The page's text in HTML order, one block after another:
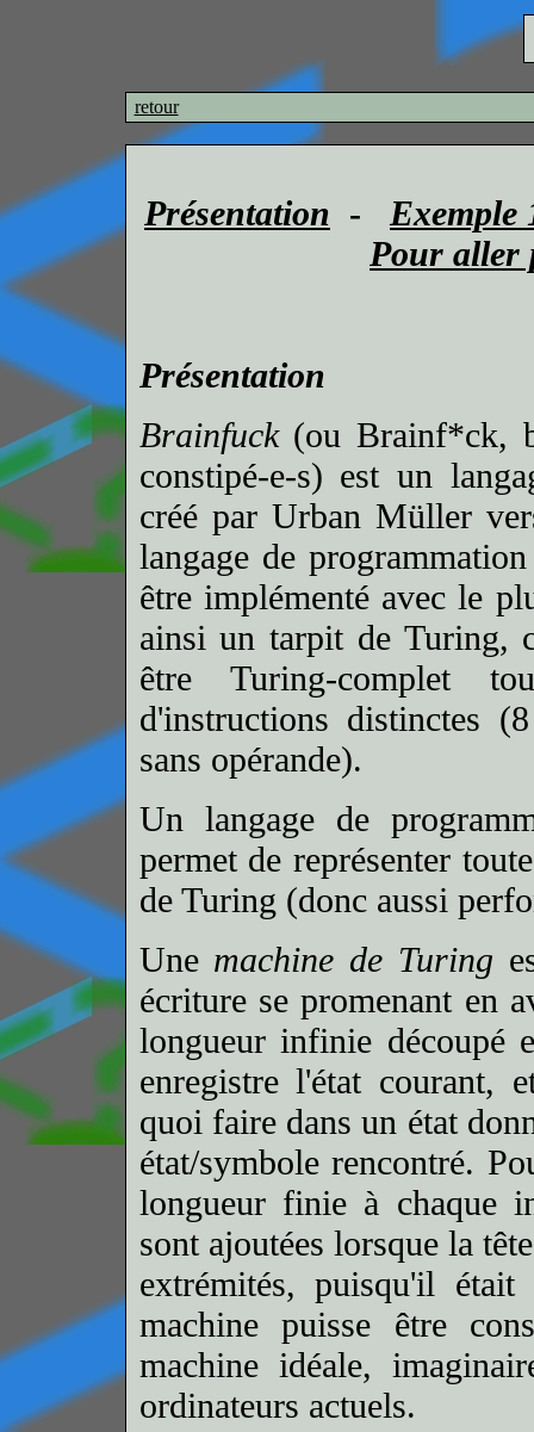
retour
Présentation - Exemple
Pour aller
Présentation
Brainfuck(ou Brainf*ck,
constipé-e-s) est un
créé par Urban Müller
langage de
être implémenté avec le
ainsi un tarpit de Turing,
être Turing-complet
d'instructions distinctes
sans opérande).
Un langage de
permet de représenter
de Turing (donc aussi
Une machine de Turing
écriture se promenant en
longueur infinie découpé
enregistre l'état courant,
quoi faire dans un état
état/symbole rencontré.
longueur finie à chaque
sont ajoutées lorsque la
extrémités, puisqu'il
machine puisse être
machine idéale,
ordinateurs actuels.